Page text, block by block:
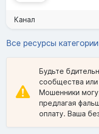
Канал
Все ресурсы
Будьте
сообщества или
Мошенники
предлагая
оплату. Ваша